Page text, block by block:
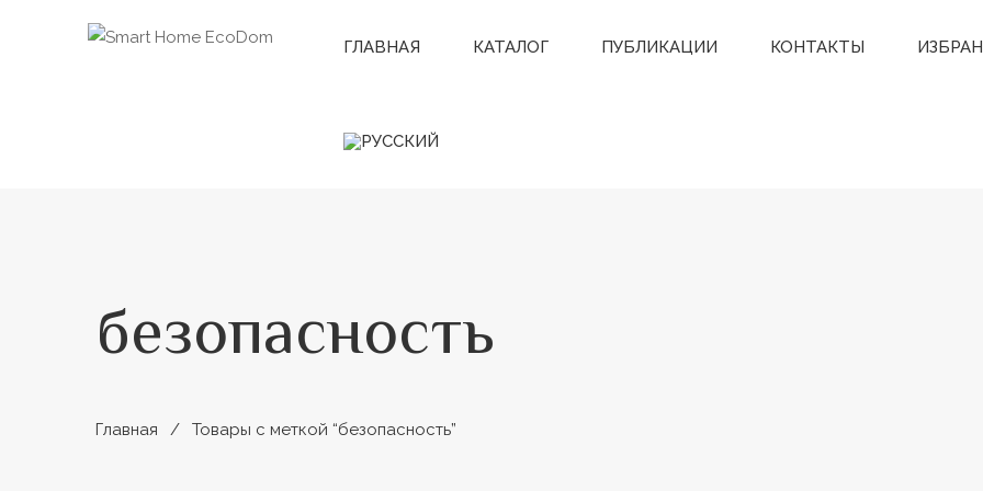
ГЛАВНАЯ КАТАЛОГ ПУБЛИКАЦИИ КОНТАКТЫ
безопасность
Главная Товары с меткой “безопасность”